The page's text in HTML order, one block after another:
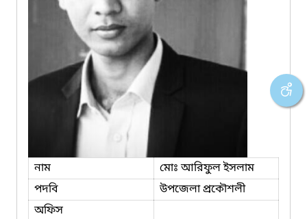
নাম
মোঃ আরিফুল ইসলাম
পদবি
উপজেলা প্রকৌশলী
অফিস